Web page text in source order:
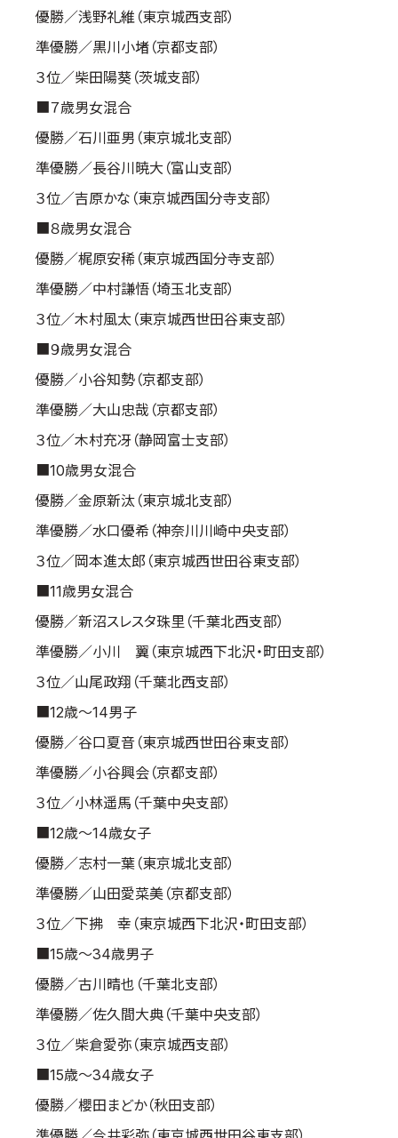
優勝／浅野礼維（東京城西支部）
準優勝／黒川小堵（京都支部）
３位／柴田陽葵（茨城支部）
■７歳男女混合
優勝／石川亜男（東京城北支部）
準優勝／長谷川暁大（富山支部）
３位／吉原かな（東京城西国分寺支部）
■８歳男女混合
優勝／梶原安稀（東京城西国分寺支部）
準優勝／中村謙悟（埼玉北支部）
３位／木村風太（東京城西世田谷東支部）
■９歳男女混合
優勝／小谷知勢（京都支部）
準優勝／大山忠哉（京都支部）
３位／木村充冴（静岡富士支部）
■10歳男女混合
優勝／金原新汰（東京城北支部）
準優勝／水口優希（神奈川川崎中央支部）
３位／岡本進太郎（東京城西世田谷東支部）
■11歳男女混合
優勝／新沼スレスタ珠里（千葉北西支部）
準優勝／小川 翼（東京城西下北沢・町田支部）
３位／山尾政翔（千葉北西支部）
■12歳～14男子
優勝／谷口夏音（東京城西世田谷東支部）
準優勝／小谷興会（京都支部）
３位／小林遥馬（千葉中央支部）
■12歳～14歳女子
優勝／志村一葉（東京城北支部）
準優勝／山田愛菜美（京都支部）
３位／下拂 幸（東京城西下北沢・町田支部）
■15歳～34歳男子
優勝／古川晴也（千葉北支部）
準優勝／佐久間大典（千葉中央支部）
３位／柴倉愛弥（東京城西支部）
■15歳～34歳女子
優勝／櫻田まどか（秋田支部）